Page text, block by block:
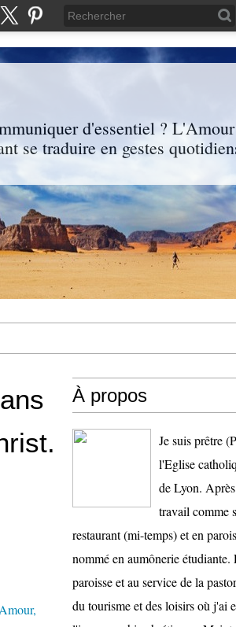
d'essentiel ? L'Amour
se traduire en gestes
À propos
Je suis prêtre
l'Eglise
de Lyon.
travail comme
restaurant (mi-temps) et en
nommé en aumônerie étudiante.
paroisse et au service de la
du tourisme et des loisirs où j'ai